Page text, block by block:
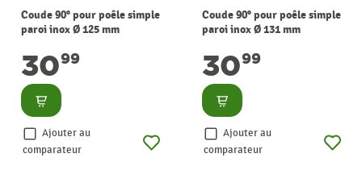
Coude 90° pour poêle simple
paroi inox Ø 125 mm
3099
Consulter
Ajouter au
comparateur
Coude 90° pour poêle simple
paroi inox Ø 131 mm
3099
Consulter
Ajouter au
comparateur